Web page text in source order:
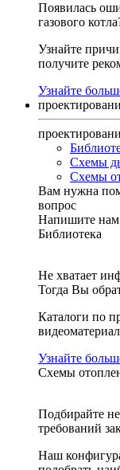
Появилась
газового
Узнайте
получите
Узнайте
Схемы
Схемы
Вам нужна
вопрос
Напишите нам
Библиотека
Не хватает
Тогда Вы
Каталоги по
Узнайте
Схемы
Подбирайте
требований
Наш